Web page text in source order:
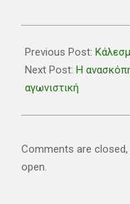
11-
23
Previous Post:
Next Post: Η
αγωνιστική
Comments are
open.